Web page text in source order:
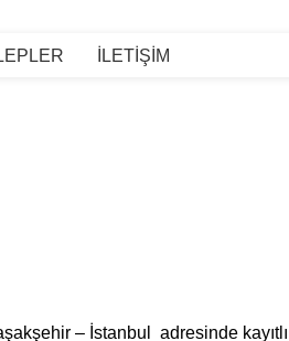
İLETİŞİM
– İstanbul adresinde